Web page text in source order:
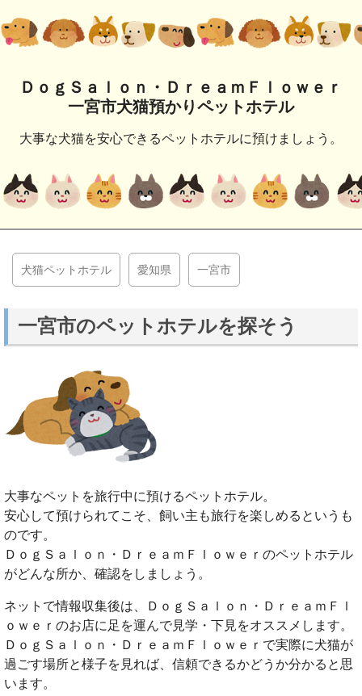
ＤｏｇＳａｌｏｎ・ＤｒｅａｍＦｌｏｗｅｒ
一宮市犬猫預かりペットホテル
大事な犬猫を安心できるペットホテルに預けましょう。
犬猫ペットホテル 愛知県 一宮市
一宮市のペットホテルを探そう
大事なペットを旅行中に預けるペットホテル。
安心して預けられてこそ、飼い主も旅行を楽しめるというも
のです。
ＤｏｇＳａｌｏｎ・ＤｒｅａｍＦｌｏｗｅｒのペットホテル
がどんな所か、確認をしましょう。
ネットで情報収集後は、ＤｏｇＳａｌｏｎ・ＤｒｅａｍＦｌ
ｏｗｅｒのお店に足を運んで見学・下見をオススメします。
ＤｏｇＳａｌｏｎ・ＤｒｅａｍＦｌｏｗｅｒで実際に犬猫が
過ごす場所と様子を見れば、信頼できるかどうか分かると思
います。